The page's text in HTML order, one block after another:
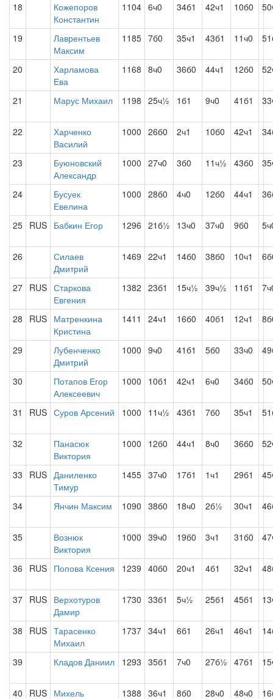
18
Кожепоров
Константин
1104 6ч0 34б1 42ч1 10б0
19
Лаврентьев
Максим
1185 7б0 35ч1 43б1 11ч0
20
Харламова
Ева
1168 8ч0 36б0 44ч1 12б0
21 Марус Михаил 1198 25ч½ 1б1 9ч0 41б1
22
Харченко
Василий
1000 26б0 2ч1 10б0 42ч1
23
Буюновский
Александр
1000 27ч0 3б0 11ч½ 43б0
24
Бусуек
Евелина
1000 28б0 4ч0 12б0 44ч1
25 RUS Бабкин Егор 1296 21б½ 13ч0 37ч0 9б0
26
Силаев
Дмитрий
1469 22ч1 14б0 38б0 10ч1
27 RUS Старкова
Евгения
1382 23б1 15ч½ 39ч½ 11б1
28 RUS Матренкина
Кристина
1411 24ч1 16б0 40б1 12ч1
29
Лубенченко
Дмитрий
1000 9ч0 41б1 5б0 33ч0
30
Потапов Егор
Алексеевич
1000 10б1 42ч1 6ч0 34б0
31 RUS Суров Арсений 1000 11ч½ 43б1 7б0 35ч1
32
Панасюк
Виктория
1000 12б0 44ч1 8ч0 36б0
33 RUS Даниленко
Тимур
1455 37ч0 17б1 1ч1 29б1
34 Янчин Максим 1090 38б0 18ч0 2б½ 30ч1
35
Вознюк
Виктория
1000 39ч0 19б0 3ч1 31б0
36 RUS Попова Ксения 1239 40б0 20ч1 4б1 32ч1
37 RUS Верхотуров
Дамир
1730 33б1 5ч½ 25б1 45б1
38 RUS Тарасенко
Михаил
1737 34ч1 6б1 26ч1 46ч1
39 Кладов Даниил 1293 35б1 7ч0 27б½ 47б1
40 RUS Михель 1388 36ч1 8б0 28ч0 48ч0